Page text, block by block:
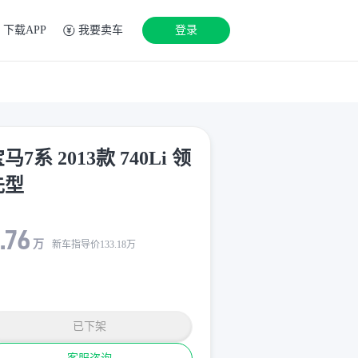
下载APP 我要卖车 登录
马7系 2013款 740Li 领
型
万 新车指导价133.18万
已下架